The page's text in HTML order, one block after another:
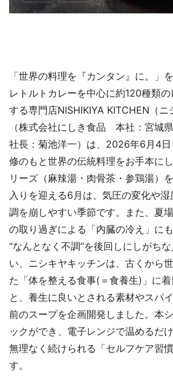
「世界の料理を『カンタン』に。」
レトルトカレーを中心に約120種類
する専門店NISHIKIYA KITCHEN（ニ
（株式会社にしき食品 本社：宮城
社長：菊池洋一）は、2026年6月4
修のもと世界の伝統料理をお手本に
リーズ（麻辣湯・肉骨茶・参鶏湯）
入りを迎える6月は、気圧の変化や
調を崩しやすい季節です。また、夏
の取り過ぎによる「内臓の冷え」に
“なんとなく不調”を後回しにしがち
い、ニシキヤキッチンは、古くから
た「体を整える食事(＝食養生)」に
と、養生に良いとされる素材やスパ
前のスープを企画開発しました。本
ックができ、電子レンジで温めるだ
無理なく続けられる「セルフケア習
す。